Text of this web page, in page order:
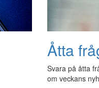
Åtta
Svara på åtta
om veckans